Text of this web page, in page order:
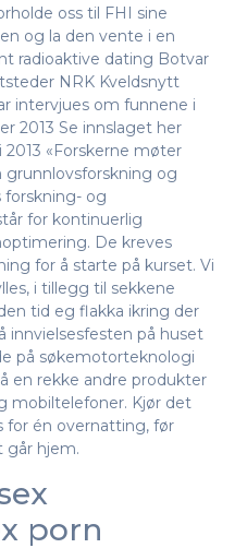
oss til FHI sine
og la den vente i en
radioaktive dating Botvar
NRK Kveldsnytt
intervjues om funnene i
2013 Se innslaget her
2013 «Forskerne møter
grunnlovsforskning og
forskning- og
for kontinuerlig
De kreves
for å starte på kurset. Vi
i tillegg til sekkene
tid eg flakka ikring der
innvielsesfesten på huset
på søkemotorteknologi
en rekke andre produkter
mobiltelefoner. Kjør det
for én overnatting, før
går hjem.
porn